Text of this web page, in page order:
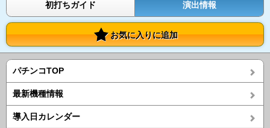
初打ちガイド 演出情報
お気に入りに追加
パチンコTOP
最新機種情報
導入日カレンダー